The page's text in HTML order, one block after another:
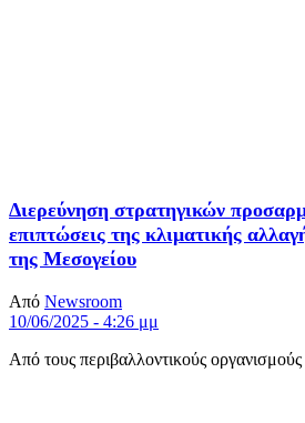
Διερεύνηση στρατηγικών
επιπτώσεις της κλιματικής
της Μεσογείου
Από Newsroom
10/06/2025 - 4:26 μμ
Από τους περιβαλλοντικούς